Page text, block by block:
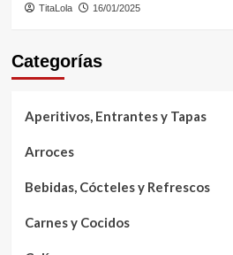
TitaLola 16/01/2025
Categorías
Aperitivos, Entrantes y Tapas
Arroces
Bebidas, Cócteles y Refrescos
Carnes y Cocidos